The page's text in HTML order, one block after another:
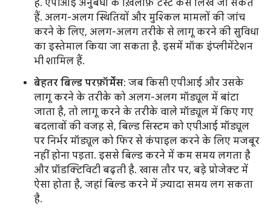
है. एपीआई अनुबंधों के ख़िलाफ़ टेस्ट केस लिखे जा सकते
हैं. अलग-अलग स्थितियों और मुश्किल मामलों की जांच
करने के लिए, अलग-अलग तरीके से लागू करने की सुविधा
का इस्तेमाल किया जा सकता है. इसमें मॉक इंप्लीमेंटेशन
भी शामिल हैं.
बेहतर बिल्ड परफ़ॉर्मेंस: जब किसी एपीआई और उसके
लागू करने के तरीके को अलग-अलग मॉड्यूल में बांटा
जाता है, तो लागू करने के तरीके वाले मॉड्यूल में किए गए
बदलावों की वजह से, बिल्ड सिस्टम को एपीआई मॉड्यूल
पर निर्भर मॉड्यूल को फिर से कंपाइल करने के लिए मजबूर
नहीं होना पड़ता. इससे बिल्ड करने में कम समय लगता है
और प्रॉडक्टिविटी बढ़ती है. खास तौर पर, बड़े प्रोजेक्ट में
ऐसा होता है, जहां बिल्ड करने में ज़्यादा समय लग सकता
है.